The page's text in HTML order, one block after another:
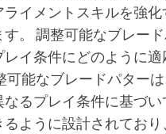
ライメントスキルを強化
す。 調整可能なブレー
イ条件にどのように適
可能なブレードパター
なるプレイ条件に基づい
ように設計されており